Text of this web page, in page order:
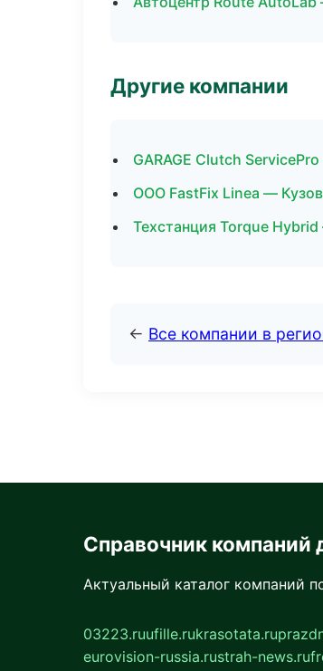
Другие компании
GARAGE Clutch
ООО FastFix Linea —
Техстанция Torque
← Все компании в
Справочник компаний
Актуальный каталог компаний
03223.ruufille.rukrasotata.ru
eurovision-russia.rustrah-news.ru